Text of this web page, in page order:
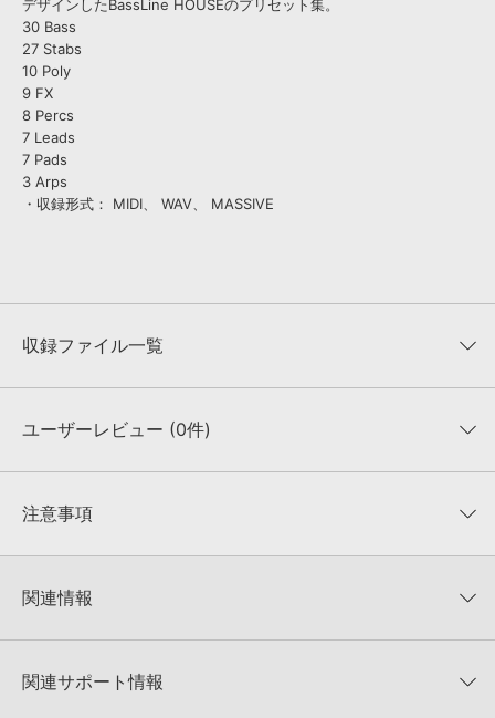
デザインしたBassLine HOUSEのプリセット集。
30 Bass
27 Stabs
10 Poly
9 FX
8 Percs
7 Leads
7 Pads
3 Arps
・収録形式： MIDI、 WAV、 MASSIVE
収録ファイル一覧
収録ファイル一覧
ユーザーレビュー (0件)
★★★★★
★5
★4
★1
0%
注意事項
KONTAKTフォーマットは、
でお使いいただけます。無償版のKONTAKT PLAYERではお使いい
4GBを超えるデータに関するご注意：
FAT32でフォーマットされた
関連情報
マーセール！
関連サポート情報